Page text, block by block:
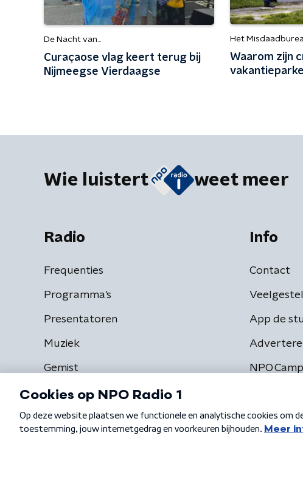
De Nacht van...
Curaçaose vlag keert terug bij
Nijmeegse Vierdaagse
Het
Waarom zijn
Wie luistert weet meer
Radio
Frequenties
Programma's
Presentatoren
Muziek
Gemist
Info
Contact
App de
NPO
Algemene voorwaarden Privacybeleid